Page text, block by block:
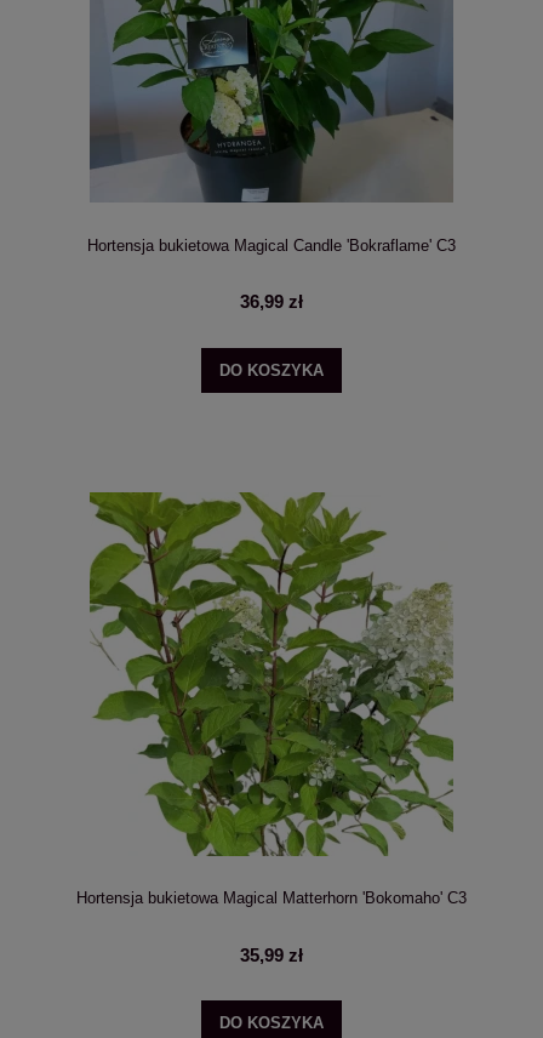
Hortensja bukietowa Magical Candle 'Bokraflame' C3
36,99 zł
DO KOSZYKA
Hortensja bukietowa Magical Matterhorn 'Bokomaho' C3
35,99 zł
DO KOSZYKA